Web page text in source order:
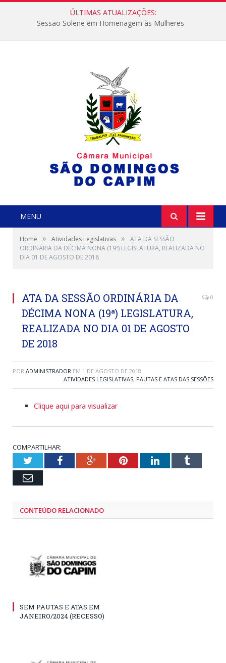
ÚLTIMAS ATUALIZAÇÕES:
Sessão Solene em Homenagem às Mulheres
MENU
Home » Atividades Legislativas »
ATA DA SESSÃO
ORDINÁRIA DA DÉCIMA NONA (19ª) LEGISLATURA, REALIZADA NO
DIA 01 DE AGOSTO DE 2018
ATA DA SESSÃO ORDINÁRIA DA
DÉCIMA NONA (19ª) LEGISLATURA,
REALIZADA NO DIA 01 DE AGOSTO
DE 2018
0
POR ADMINISTRADOR EM 1 DE AGOSTO DE 2018
ATIVIDADES LEGISLATIVAS, PAUTAS E ATAS DAS SESSÕES
Clique aqui para visualizar
COMPARTILHAR:
TwitterFacebookGoogle+PinterestLinkedInTumblr
Email
CONTEÚDO RELACIONADO
SEM PAUTAS E ATAS EM
JANEIRO/2024 (RECESSO)